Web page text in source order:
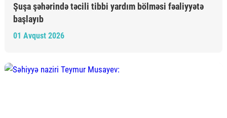
Şuşa şəhərində təcili tibbi yardım bölməsi fəaliyyətə
başlayıb
01 Avqust 2026